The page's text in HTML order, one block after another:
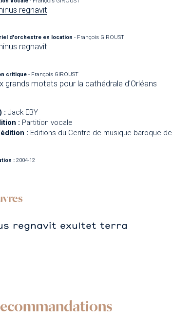
regnavit
d'orchestre en location- François GIROUST
regnavit
critique- François GIROUST
grands motets pour la cathédrale d'Orléans
: Jack EBY
: Partition vocale
: Editions du Centre de musique baroque
: 2004-12
regnavit exultet terra